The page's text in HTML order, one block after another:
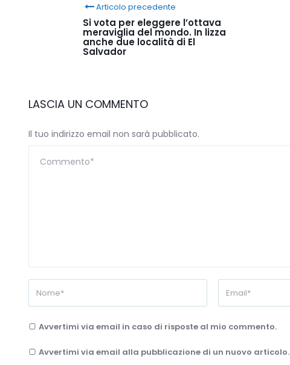
Articolo precedente
Si vota per eleggere l’ottava
meraviglia del mondo. In lizza
anche due località di El
Salvador
LASCIA UN COMMENTO
Il tuo indirizzo email non sarà pubblicato.
Avvertimi via email in caso di risposte al mio commento.
Avvertimi via email alla pubblicazione di un nuovo articolo.